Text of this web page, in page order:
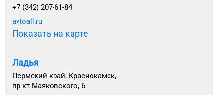
+7 (342) 207-61-84
avtoall.ru
Показать на карте
Ладья
Пермский край, Краснокамск,
пр-кт Маяковского, 6